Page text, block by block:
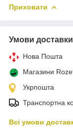
Приховати
Умови доставки
Нова Пошта
Магазини
Укрпошта
Транспортна
Всі умови